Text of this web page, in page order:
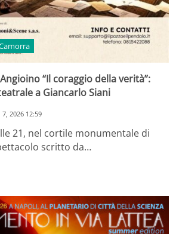
“Il coraggio della verità”:
a Giancarlo Siani
7, 2026 12:59
21, nel cortile monumentale di
scritto da…